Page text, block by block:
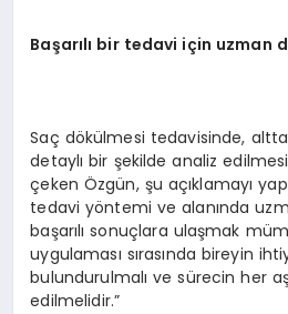
Başarılı bir tedavi için uzman
Saç dökülmesi tedavisinde,
detaylı bir şekilde analiz
çeken Özgün, şu açıklamayı
tedavi yöntemi ve alanında
başarılı sonuçlara ulaşmak
uygulaması sırasında bireyin
bulundurulmalı ve sürecin her
edilmelidir.”